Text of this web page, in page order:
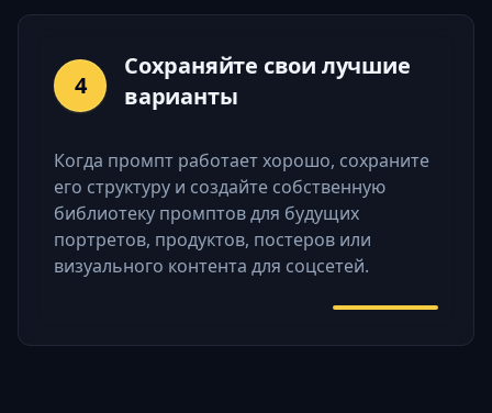
4
Сохраняйте свои лучшие
варианты
Когда промпт работает хорошо, сохраните
его структуру и создайте собственную
библиотеку промптов для будущих
портретов, продуктов, постеров или
визуального контента для соцсетей.